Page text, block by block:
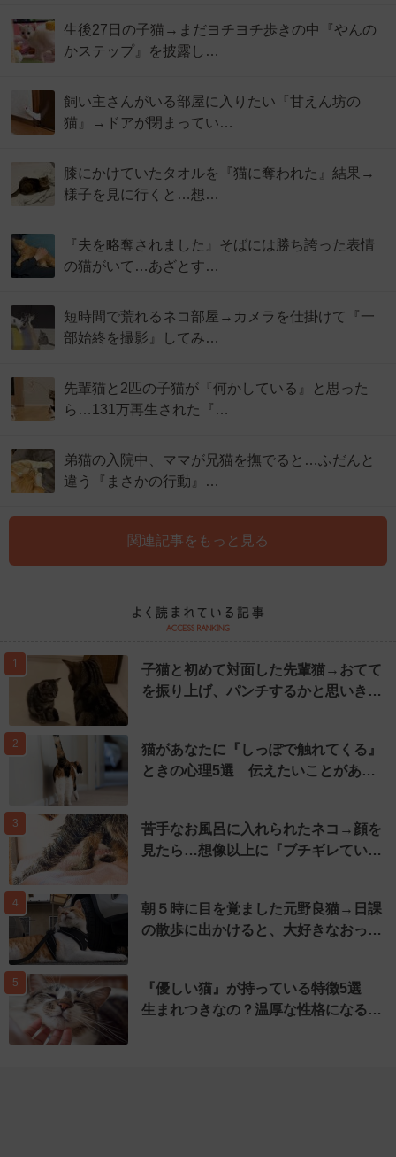
生後27日の子猫→まだヨチヨチ歩きの中『やんの
かステップ』を披露し…
飼い主さんがいる部屋に入りたい『甘えん坊の
猫』→ドアが閉まってい…
膝にかけていたタオルを『猫に奪われた』結果→
様子を見に行くと…想…
『夫を略奪されました』そばには勝ち誇った表情
の猫がいて…あざとす…
短時間で荒れるネコ部屋→カメラを仕掛けて『一
部始終を撮影』してみ…
先輩猫と2匹の子猫が『何かしている』と思った
ら…131万再生された『…
弟猫の入院中、ママが兄猫を撫でると…ふだんと
違う『まさかの行動』…
関連記事をもっと見る
1
子猫と初めて対面した先輩猫→おてて
を振り上げ、パンチするかと思いき…
2
猫があなたに『しっぽで触れてくる』
ときの心理5選 伝えたいことがあ…
3
苦手なお風呂に入れられたネコ→顔を
見たら…想像以上に『ブチギレてい…
4
朝５時に目を覚ました元野良猫→日課
の散歩に出かけると、大好きなおっ…
5
『優しい猫』が持っている特徴5選
生まれつきなの？温厚な性格になる…